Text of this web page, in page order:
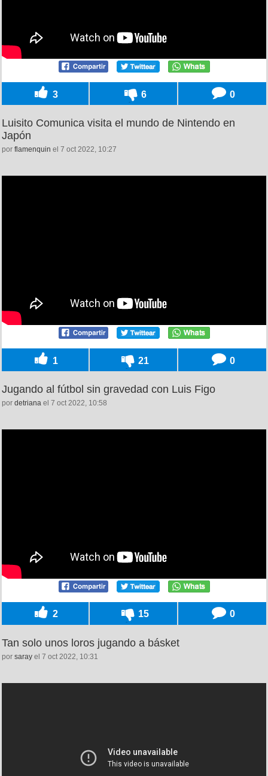
3 6 0
Luisito Comunica visita el mundo de Nintendo en
Japón
por flamenquin el 7 oct 2022, 10:27
1 21 0
Jugando al fútbol sin gravedad con Luis Figo
por detriana el 7 oct 2022, 10:58
2 15 0
Tan solo unos loros jugando a básket
por saray el 7 oct 2022, 10:31